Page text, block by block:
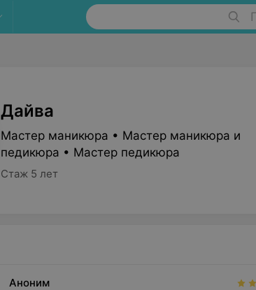
Дайва
Мастер маникюра • Мастер маникюра и
педикюра • Мастер педикюра
Стаж 5 лет
Аноним